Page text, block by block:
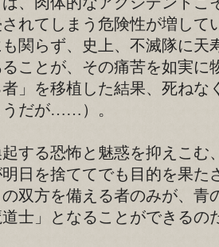
されてしまう危険性が増し
関らず、史上、不滅隊に天
ことが、その痛苦を如実に
者」を移植した結果、死ねな
うだが……）。
する恐怖と魅惑を抑えこむ
日を捨ててでも目的を果た
双方を備える者のみが、青
士」となることができるの